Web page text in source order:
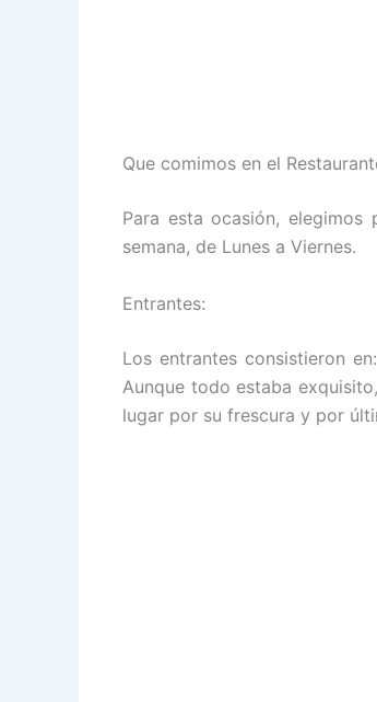
Que comimos en el
Para esta ocasión,
semana, de Lunes a Viernes.
Entrantes:
Los entrantes consistieron
Aunque todo estaba
lugar por su frescura y por